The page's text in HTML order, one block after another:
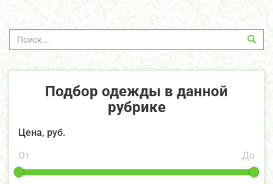
Подбор одежды в данной
рубрике
Цена, руб.
От
До